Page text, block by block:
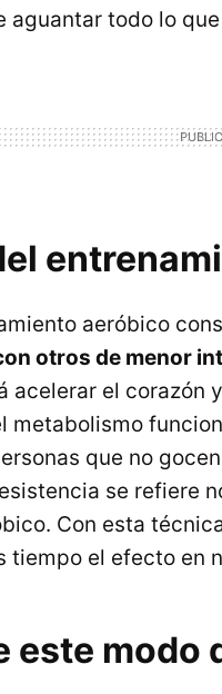
aguantar todo lo
aeróbico
otros de menor
acelerar el corazón
metabolismo
que no
se refiere
Con esta
tiempo el efecto en
este modo